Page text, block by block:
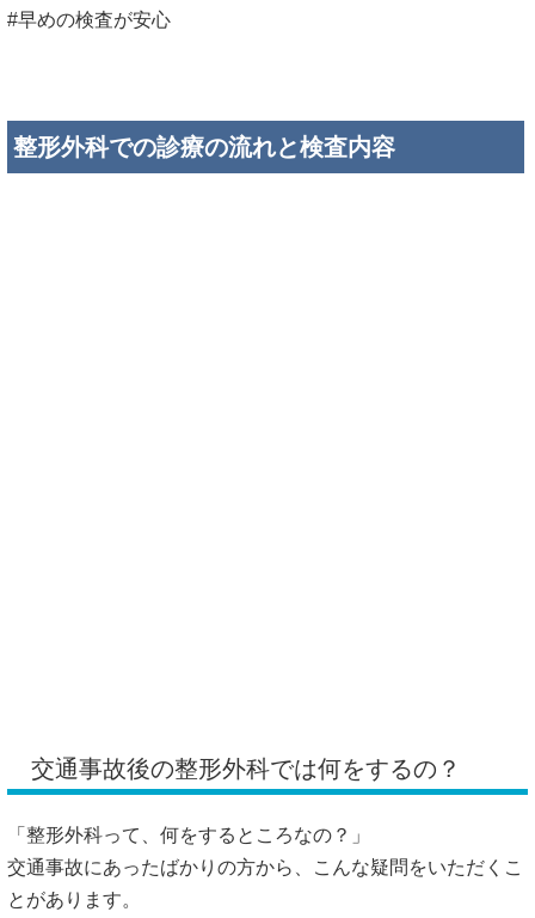
#早めの検査が安心
整形外科での診療の流れと検査内容
交通事故後の整形外科では何をするの？
「整形外科って、何をするところなの？」
交通事故にあったばかりの方から、こんな疑問をいただくこ
とがあります。